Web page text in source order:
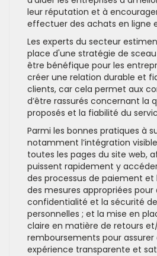
leur réputation et à
effectuer des achats en ligne
Les experts du secteur
place d'une stratégie de
être bénéfique pour les
créer une relation durable et
clients, car cela permet aux
d’être rassurés concernant la
proposés et la fiabilité du
Parmi les bonnes pratiques à
notamment l’intégration
toutes les pages du site web,
puissent rapidement y
des processus de paiement et
des mesures appropriées pour
confidentialité et la sécurité
personnelles ; et la mise en
claire en matière de retours
remboursements pour assurer
expérience transparente et